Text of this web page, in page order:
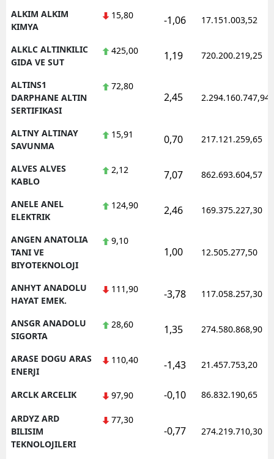
ALKIM ALKIM
KIMYA
15,80 -1,06 17.151.003,52
ALKLC ALTINKILIC
GIDA VE SUT
425,00 1,19 720.200.219,25
ALTINS1
DARPHANE ALTIN
SERTIFIKASI
72,80
2,45 2.294.160.747,94
ALTNY ALTINAY
SAVUNMA
15,91 0,70 217.121.259,65
ALVES ALVES
KABLO
2,12 7,07 862.693.604,57
ANELE ANEL
ELEKTRIK
124,90 2,46 169.375.227,30
ANGEN ANATOLIA
TANI VE
BIYOTEKNOLOJI
9,10
1,00 12.505.277,50
ANHYT ANADOLU
HAYAT EMEK.
111,90 -3,78 117.058.257,30
ANSGR ANADOLU
SIGORTA
28,60 1,35 274.580.868,90
ARASE DOGU ARAS
ENERJI
110,40 -1,43 21.457.753,20
ARCLK ARCELIK 97,90 -0,10 86.832.190,65
ARDYZ ARD
BILISIM
TEKNOLOJILERI
77,30
-0,77 274.219.710,30